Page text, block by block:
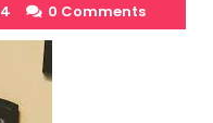
0 Comments